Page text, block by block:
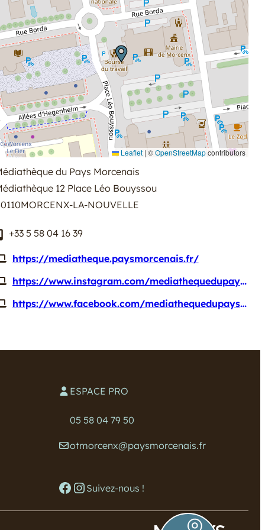
Leaflet | ©OpenStreetMapcontributors
du Pays Morcenais
12 Place Léo Bouyssou
MORCENX-LA-NOUVELLE
+33 5 58 04 16 39
https://mediatheque.paysmorcenais.fr/
https://www.instagram.com/mediathequedupaysmorcenais/
https://www.facebook.com/mediathequedupaysmorcenais/?locale=fr_FR
ESPACE PRO
05 58 04 79 50
otmorcenx@paysmorcenais.fr
Facebook Instagram Suivez-nous !